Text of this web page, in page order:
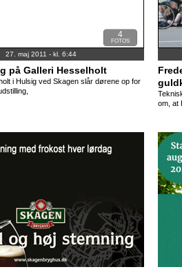
27. maj 2011 - kl. 6:44
4
FOTOS
på Galleri Hesselholt
i Hulsig ved Skagen slår dørene op for
om, at